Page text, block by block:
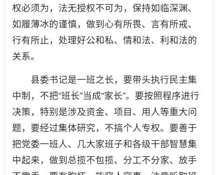
权必须为，法无授权不可为，保持如临深渊、
如履薄冰的谨慎，做到心有所畏、言有所戒、
行有所止，处理好公和私、情和法、利和法的
关系。
县委书记是一班之长，要带头执行民主集
中制，不把“班长”当成“家长”。要按照程序进行
决策，特别是涉及资金、项目、用人等重大问
题，要经过集体研究，不搞个人专权。要善于
把党委一班人、几大家班子和各级干部智慧集
中起来，做到总揽不包揽、分工不分家、放手